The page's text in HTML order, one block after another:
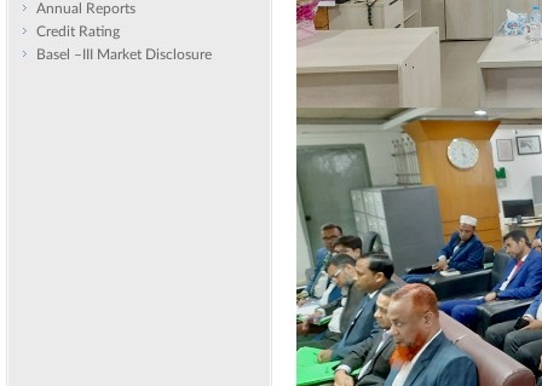
Annual Reports
Credit Rating
Basel –III Market Disclosure